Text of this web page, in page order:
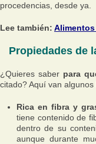
procedencias, desde ya.
Lee también:
Propiedades de
¿Quieres saber para
citado? Aquí van algunos
Rica en fibra y
tiene contenido de
dentro de su
aunque durante